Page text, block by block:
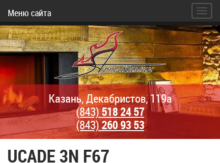
Меню сайта
Казань, Декабристов, 119а
(843)518 24 57
(843)260 93 53
UCADE 3N F67